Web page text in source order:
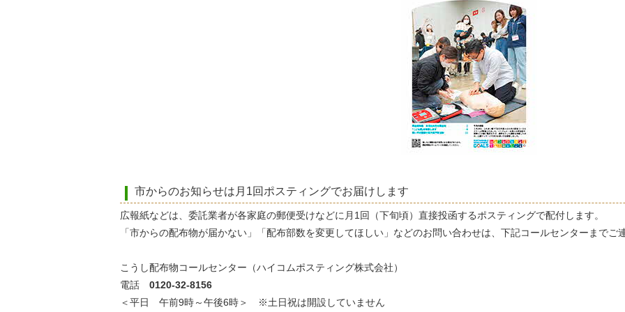
市からのお知らせは月1回ポスティングでお届けします
広報紙などは、委託業者が各家庭の郵便受けなどに月1回（下旬頃）直接投函するポスティングで配付します。
「市からの配布物が届かない」「配布部数を変更してほしい」などのお問い合わせは、下記コールセンターまでご
こうし配布物コールセンター（ハイコムポスティング株式会社）
電話 0120-32-8156
＜平日 午前9時～午後6時＞ ※土日祝は開設していません